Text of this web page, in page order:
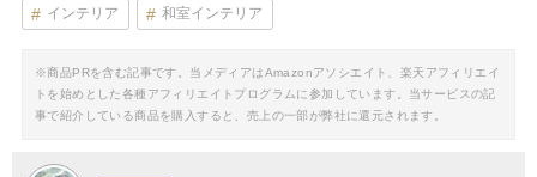
インテリア 和室インテリア
※商品PRを含む記事です。当メディアはAmazonアソシエイト、楽天アフィリエイ
トを始めとした各種アフィリエイトプログラムに参加しています。当サービスの記
事で紹介している商品を購入すると、売上の一部が弊社に還元されます。